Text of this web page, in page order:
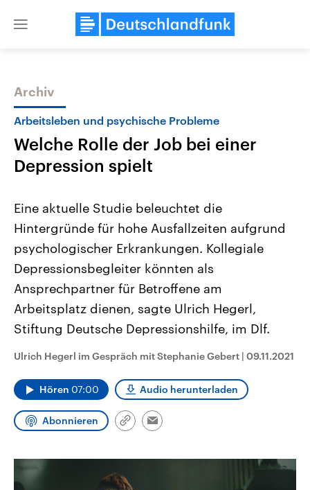
Close
Themen
Aktuelle Beiträge, Analysen und
Hintergründe
Wirtschaftlich und militärisch
gehören die Vereinigten Staaten zu
den mächtigsten Ländern der Erde,
mit großem Einfluss auf das
aktuelle Weltgeschehen.
Nahostkonflikt
Aktuelle Lage und
Der Überfall der
Terrororganisation Hamas
Oktober 2023 auf Israel
Region wieder die Gewalt
Israel möchte die Hamas
Diese wird wie die
Libanon vom Iran
Sendungen Programm Podcasts
Audio-Archiv
Archiv
Arbeitsleben und psychische Probleme
Welche Rolle der Job bei einer
Depression spielt
Eine aktuelle Studie beleuchtet die
Hintergründe für hohe Ausfallzeiten aufgrund
psychologischer Erkrankungen. Kollegiale
Depressionsbegleiter könnten als
Ansprechpartner für Betroffene am
Arbeitsplatz dienen, sagte Ulrich Hegerl,
Stiftung Deutsche Depressionshilfe, im Dlf.
Ulrich Hegerl im Gespräch mit Stephanie Gebert | 09.11.2021
Hören 07:00 Audio herunterladen
Abonnieren
Link
Email